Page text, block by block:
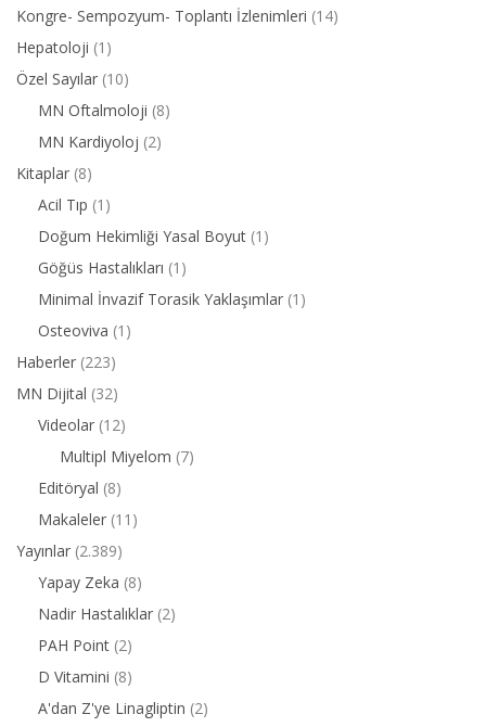
Kongre- Sempozyum- Toplantı İzlenimleri (14)
Hepatoloji (1)
Özel Sayılar (10)
MN Oftalmoloji (8)
MN Kardiyoloj (2)
Kitaplar (8)
Acil Tıp (1)
Doğum Hekimliği Yasal Boyut (1)
Göğüs Hastalıkları (1)
Minimal İnvazif Torasik Yaklaşımlar (1)
Osteoviva (1)
Haberler (223)
MN Dijital (32)
Videolar (12)
Multipl Miyelom (7)
Editöryal (8)
Makaleler (11)
Yayınlar (2.389)
Yapay Zeka (8)
Nadir Hastalıklar (2)
PAH Point (2)
D Vitamini (8)
A'dan Z'ye Linagliptin (2)